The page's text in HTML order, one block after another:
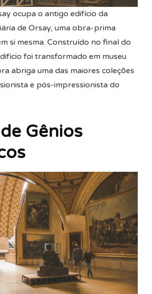
ocupa o antigo edifício da
de Orsay, uma obra-prima
si mesma. Construído no final do
foi transformado em museu
abriga uma das maiores coleções
e pós-impressionista do
Gênios